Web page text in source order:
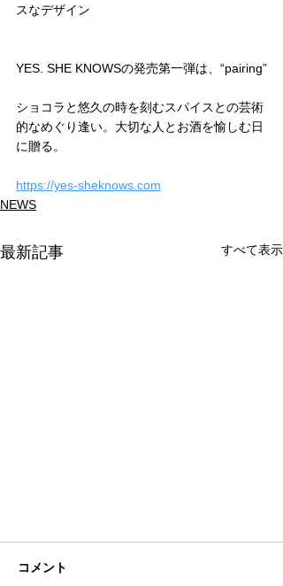
スなデザイン
YES. SHE KNOWSの発売第一弾は、“pairing”
ショコラと悠久の時を刻むスパイスとの芸術
的なめぐり逢い。大切な人とお酒を愉しむ日
に贈る。
https://yes-sheknows.com
NEWS
最新記事 すべて表示
コメント